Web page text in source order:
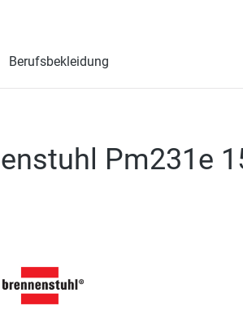
Berufsbekleidung
Pm231e